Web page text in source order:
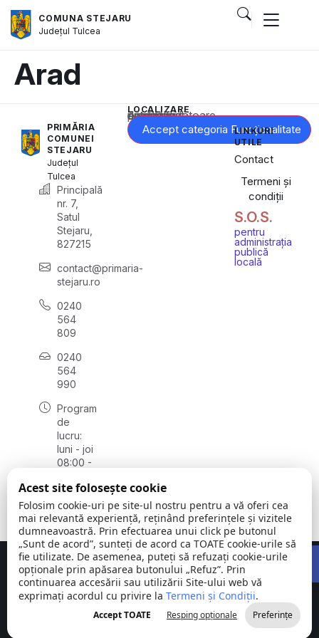
COMUNA STEJARU
Județul Tulcea
Arad
PRIMĂRIA
COMUNEI
STEJARU
Județul
Tulcea
Principală
nr. 7,
Satul
Stejaru,
827215
contact@primaria-
stejaru.ro
0240
564
809
0240
564
990
Program
de
lucru:
luni - joi
08:00 -
vineri
08:00 -
14:00
LOCALIZARE
Acest conținut este blocat până când acceptați categoria corespunzătoare de cookie-uri.
Accept categoria Funcționalitate
LINKURI
UTILE
Contact
Termeni și
condiții
S.O.S.
pentru
administrația
publică
locală
Comuna
Stejaru |
județul Tulcea
©
2026
Toate
drepturile
rezervate
Concept realizat deBig Media Relații Publice SRL
Acest site folosește cookie
Folosim cookie-uri pe site-ul nostru pentru a vă oferi cea
mai relevantă experiență, reținând preferințele și vizitele
dumneavoastră. Prin efectuarea unui click pe butonul
„Sunt de acord”, sunteți de acord ca TOATE cookie-urile să
fie utilizate. De asemenea, puteți să refuzați cookie-urile
opționale prin apăsarea butonului „Refuz”. Prin
continuarea accesării sau utilizării Site-ului web vă
exprimați acordul cu privire la Termeni și Condiții.
Accept TOATE Resping opționale Preferințe